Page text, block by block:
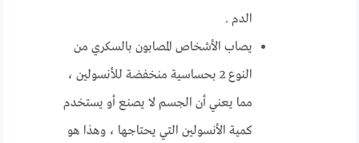
الدم .
يصاب الأشخاص المصابون بالسكري من
النوع 2 بحساسية منخفضة للأنسولين ،
مما يعني أن الجسم لا يصنع أو يستخدم
كمية الأنسولين التي يحتاجها ، وهذا هو